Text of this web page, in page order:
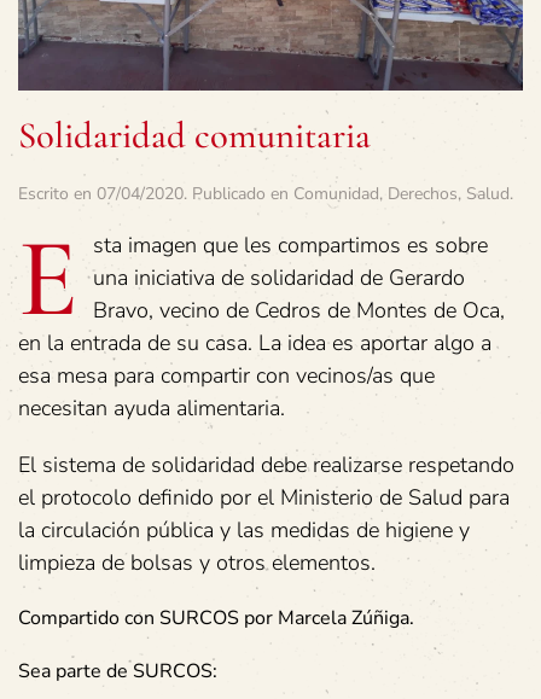
Solidaridad comunitaria
Escrito en 07/04/2020. Publicado en Comunidad, Derechos, Salud.
E
sta imagen que les compartimos es sobre
una iniciativa de solidaridad de Gerardo
Bravo, vecino de Cedros de Montes de Oca,
en la entrada de su casa. La idea es aportar algo a
esa mesa para compartir con vecinos/as que
necesitan ayuda alimentaria.
El sistema de solidaridad debe realizarse respetando
el protocolo definido por el Ministerio de Salud para
la circulación pública y las medidas de higiene y
limpieza de bolsas y otros elementos.
Compartido con SURCOS por Marcela Zúñiga.
Sea parte de SURCOS: